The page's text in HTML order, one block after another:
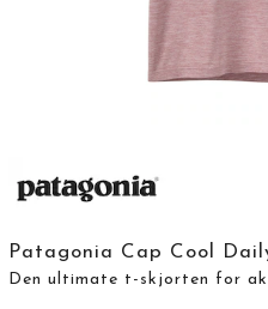
Patagonia Cap Cool
Den ultimate t-skjorten for